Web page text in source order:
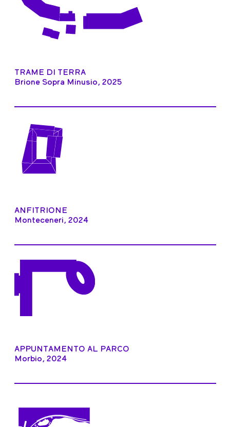
TRAME DI TERRA
Brione Sopra Minusio, 2025
ANFITRIONE
Monteceneri, 2024
APPUNTAMENTO AL PARCO
Morbio, 2024